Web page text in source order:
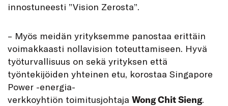
innostuneesti ”Vision Zerosta”.
– Myös meidän yrityksemme panostaa erittäin
voimakkaasti nollavision toteuttamiseen. Hyvä
työturvallisuus on sekä yrityksen että
työntekijöiden yhteinen etu, korostaa Singapore
Power -energia-
verkkoyhtiön toimitusjohtaja Wong Chit Sieng.